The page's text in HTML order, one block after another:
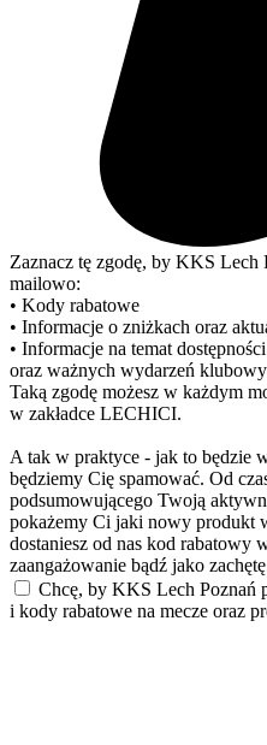
Zaznacz tę zgodę, by KKS Lech
mailowo:
• Kody rabatowe
• Informacje o zniżkach oraz
• Informacje na temat
oraz ważnych wydarzeń
Taką zgodę możesz w każdym
w zakładce LECHICI.
A tak w praktyce - jak to będzie
będziemy Cię spamować. Od
podsumowującego Twoją
pokażemy Ci jaki nowy produkt
dostaniesz od nas kod rabatowy
zaangażowanie bądź jako
Chcę, by KKS Lech Poznań
i kody rabatowe na mecze oraz